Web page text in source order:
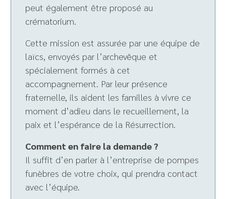
peut également être proposé au
crématorium.
Cette mission est assurée par une équipe de
laïcs, envoyés par l’archevêque et
spécialement formés à cet
accompagnement. Par leur présence
fraternelle, ils aident les familles à vivre ce
moment d’adieu dans le recueillement, la
paix et l’espérance de la Résurrection.
Comment en faire la demande ?
Il suffit d’en parler à l’entreprise de pompes
funèbres de votre choix, qui prendra contact
avec l’équipe.